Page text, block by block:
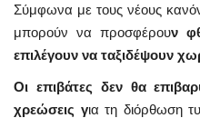
Σύμφωνα με τους νέους
μπορούν να προσφέρουν
επιλέγουν να ταξιδέψουν
Οι επιβάτες δεν θα
χρεώσεις για τη διόρθωση